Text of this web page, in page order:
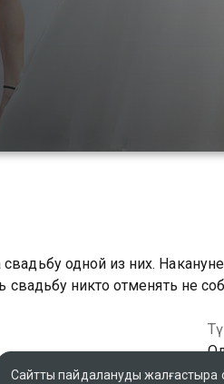
одной из них.
свадьбу никто отменять не
Сайтты пайдалануды жалғастыра